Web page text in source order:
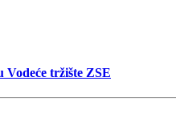
Vodeće tržište ZSE